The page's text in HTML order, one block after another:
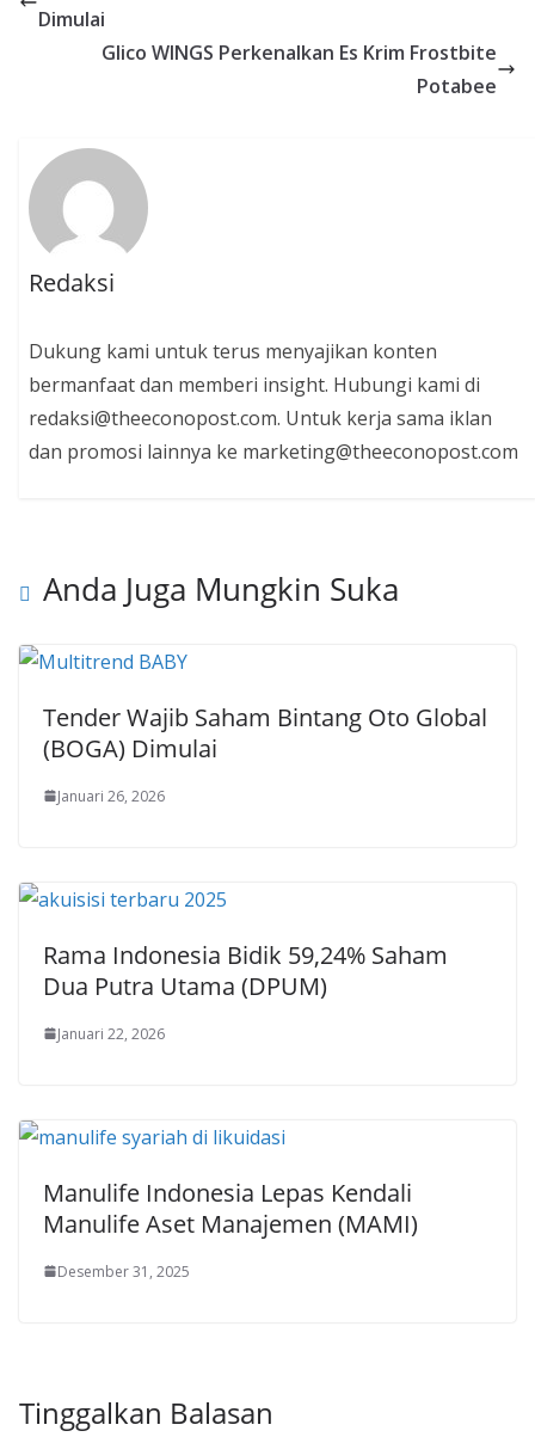
Dimulai
Glico WINGS Perkenalkan Es Krim Frostbite
Potabee
Redaksi
Dukung kami untuk terus menyajikan konten
bermanfaat dan memberi insight. Hubungi kami di
redaksi@theeconopost.com. Untuk kerja sama iklan
dan promosi lainnya ke marketing@theeconopost.com
Anda Juga Mungkin Suka
Tender Wajib Saham Bintang Oto Global
(BOGA) Dimulai
Januari 26, 2026
Rama Indonesia Bidik 59,24% Saham
Dua Putra Utama (DPUM)
Januari 22, 2026
Manulife Indonesia Lepas Kendali
Manulife Aset Manajemen (MAMI)
Desember 31, 2025
Tinggalkan Balasan